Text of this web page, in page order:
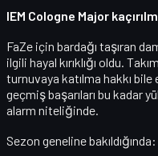
IEM Cologne Major
FaZe için bardağı taşıran
ilgili hayal kırıklığı oldu.
turnuvaya katılma hakkı bile
geçmiş başarıları bu kadar
alarm niteliğinde.
Sezon geneline bakıldığında: